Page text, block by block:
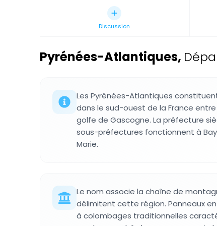
Discussion
Pyrénées-Atlantiques,
Les Pyrénées-Atlantiques
dans le sud-ouest de la France
golfe de Gascogne. La préfecture
sous-préfectures fonctionnent à
Marie.
Le nom associe la chaîne de
délimitent cette région. Panneaux
à colombages traditionnelles